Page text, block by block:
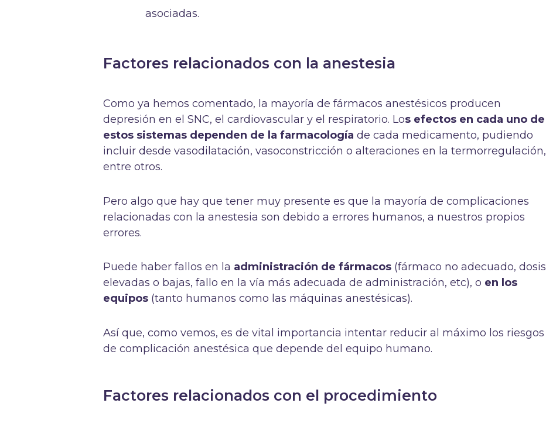
asociadas.
Factores relacionados con la anestesia
Como ya hemos comentado, la mayoría de fármacos anestésicos producen
depresión en el SNC, el cardiovascular y el respiratorio. Los efectos en cada uno de
estos sistemas dependen de la farmacología de cada medicamento, pudiendo
incluir desde vasodilatación, vasoconstricción o alteraciones en la termorregulación,
entre otros.
Pero algo que hay que tener muy presente es que la mayoría de complicaciones
relacionadas con la anestesia son debido a errores humanos, a nuestros propios
errores.
Puede haber fallos en la administración de fármacos (fármaco no adecuado, dosis
elevadas o bajas, fallo en la vía más adecuada de administración, etc), o en los
equipos (tanto humanos como las máquinas anestésicas).
Así que, como vemos, es de vital importancia intentar reducir al máximo los riesgos
de complicación anestésica que depende del equipo humano.
Factores relacionados con el procedimiento